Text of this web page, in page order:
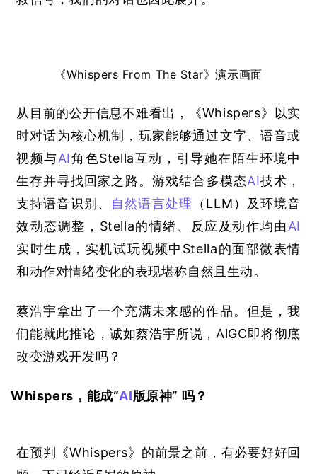
《Whispers From The Star》演示画面
从目前的公开信息不难看出，《Whispers》以实
时对话为核心机制，玩家能够通过文字、语音或
视频与AI角色Stella互动，引导她在陌生环境中
生存并寻找回家之路。游戏结合多模态AI技术，
支持语音识别、 自然语言处理 （ LLM ）及环境音
效动态调整， Stella的情绪、反应及动作均由AI
实时生成，实机试玩视频中 Stella的面部微表情
和动作对情绪变化的表现堪称自然且生动。
蔡浩宇拿出了一个充满未来感的作品。但是，我
们能就此推论，诚如蔡浩宇所说，AlGC即将彻底
改变游戏开发吗？
Whispers ，能成“AI版原神” 吗？
在预判《Whispers》的前景之前，有必要好好回